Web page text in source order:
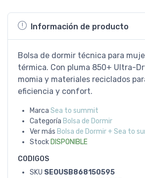
Información de producto
Bolsa de dormir técnica para
térmica. Con pluma 850+ Ultra-
momia y materiales reciclados
eficiencia y confort.
Marca Sea to summit
Categoría Bolsa de Dormir
Ver más Bolsa de Dormir + Sea to
Stock DISPONIBLE
CODIGOS
SKU SEOUSB868150595